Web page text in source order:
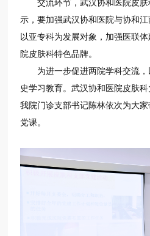
交流环节，武汉协和医院皮
示，要加强武汉协和医院与协和
以亚专科为发展对象，加强医联
院皮肤科特色品牌。
为进一步促进两院学科交流
史学习教育。武汉协和医院皮肤
我院门诊支部书记陈林依次为大
党课。